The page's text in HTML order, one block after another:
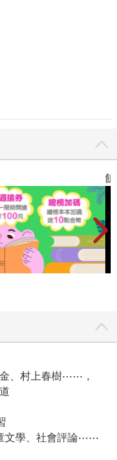
、村上春樹⋯⋯，
文學、社會評論⋯⋯